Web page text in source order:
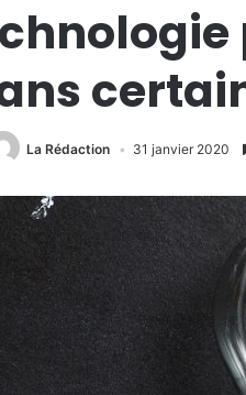
La Rédaction 31 janvier 2020